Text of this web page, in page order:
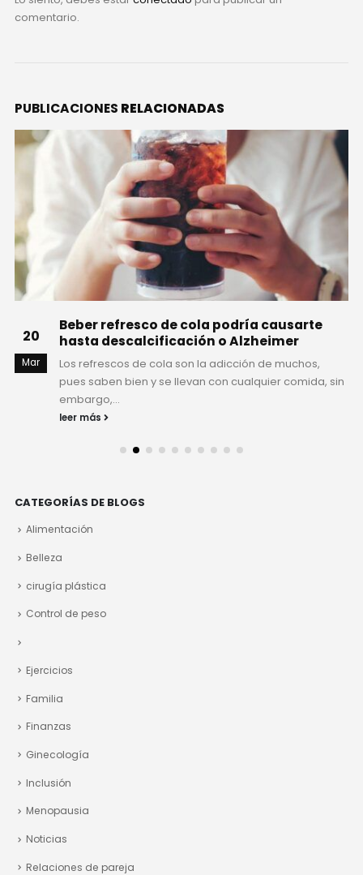
comentario.
PUBLICACIONES RELACIONADAS
20
Mar
Beber refresco de cola podría causarte
hasta descalcificación o Alzheimer
Los refrescos de cola son la adicción de muchos,
pues saben bien y se llevan con cualquier comida, sin
embargo,...
leer más
CATEGORÍAS DE BLOGS
Alimentación
Belleza
cirugía plástica
Control de peso
Ejercicios
Familia
Finanzas
Ginecología
Inclusión
Menopausia
Noticias
Relaciones de pareja